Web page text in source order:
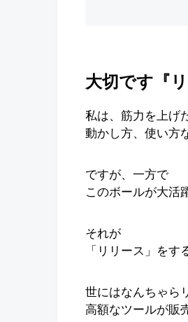
大切です『リ
私は、筋力を上げ
動かし方、使い方
ですが、一方で
このボールが大活
それが
「リリース」をす
世にはなんちゃら
高額なツールが販